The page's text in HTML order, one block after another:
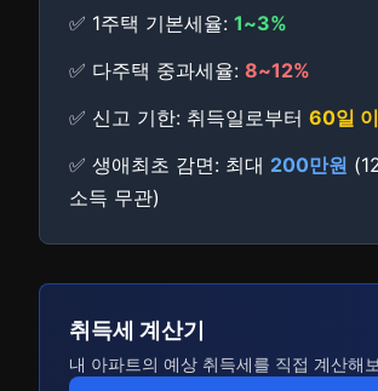
✅ 1주택 기본세율: 1~3%
✅ 다주택 중과세율: 8~12%
✅ 신고 기한: 취득일로부터 60일
✅ 생애최초 감면: 최대 200만원
소득 무관)
취득세 계산기
내 아파트의 예상 취득세를 직접 계산해